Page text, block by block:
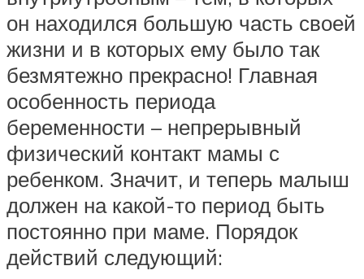
он находился большую часть своей
жизни и в которых ему было так
безмятежно прекрасно! Главная
особенность периода
беременности – непрерывный
физический контакт мамы с
ребенком. Значит, и теперь малыш
должен на какой-то период быть
постоянно при маме. Порядок
действий следующий: